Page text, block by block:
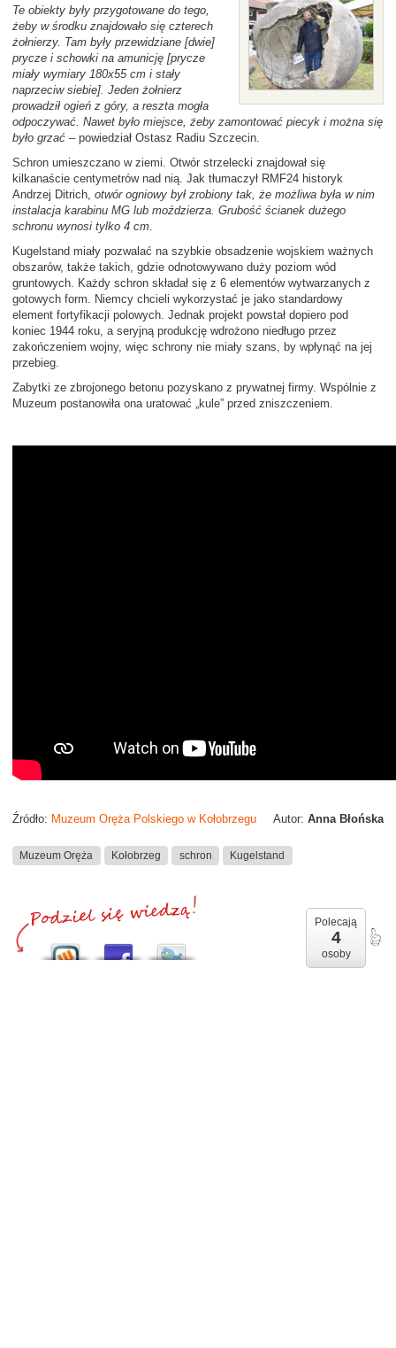
Te obiekty były przygotowane do tego,
żeby w środku znajdowało się czterech
żołnierzy. Tam były przewidziane [dwie]
prycze i schowki na amunicję [prycze
miały wymiary 180x55 cm i stały
naprzeciw siebie]. Jeden żołnierz
prowadził ogień z góry, a reszta mogła
odpoczywać. Nawet było miejsce, żeby zamontować piecyk i można się
było grzać – powiedział Ostasz Radiu Szczecin.
Schron umieszczano w ziemi. Otwór strzelecki znajdował się
kilkanaście centymetrów nad nią. Jak tłumaczył RMF24 historyk
Andrzej Ditrich, otwór ogniowy był zrobiony tak, że możliwa była w nim
instalacja karabinu MG lub moździerza. Grubość ścianek dużego
schronu wynosi tylko 4 cm.
Kugelstand miały pozwalać na szybkie obsadzenie wojskiem ważnych
obszarów, także takich, gdzie odnotowywano duży poziom wód
gruntowych. Każdy schron składał się z 6 elementów wytwarzanych z
gotowych form. Niemcy chcieli wykorzystać je jako standardowy
element fortyfikacji polowych. Jednak projekt powstał dopiero pod
koniec 1944 roku, a seryjną produkcję wdrożono niedługo przez
zakończeniem wojny, więc schrony nie miały szans, by wpłynąć na jej
przebieg.
Zabytki ze zbrojonego betonu pozyskano z prywatnej firmy. Wspólnie z
Muzeum postanowiła ona uratować „kule” przed zniszczeniem.
Autor: Anna Błońska
Źródło: Muzeum Oręża Polskiego w Kołobrzegu
Muzeum Oręża Kołobrzeg schron Kugelstand
Polecają
4
osoby